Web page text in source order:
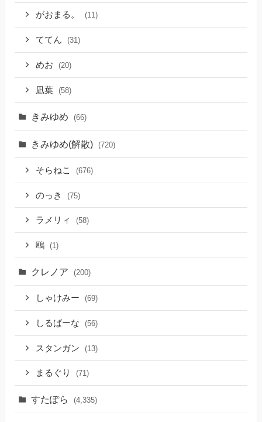
がおまる。 (11)
ててん (31)
めお (20)
凪葉 (58)
きみゆめ (66)
きみゆめ(解散) (720)
そらねこ (676)
のっき (75)
ラメリィ (58)
鴎 (1)
クレノア (200)
しゃけみー (69)
しるばーな (56)
スタンガン (13)
まるぐり (71)
すたぽら (4,335)